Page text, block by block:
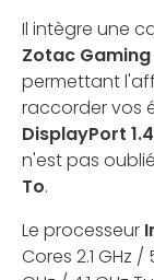
Il intègre une
Zotac Gaming
permettant
raccorder vos
DisplayPort
n'est pas
To.
Le processeur
Cores 2.1 GHz